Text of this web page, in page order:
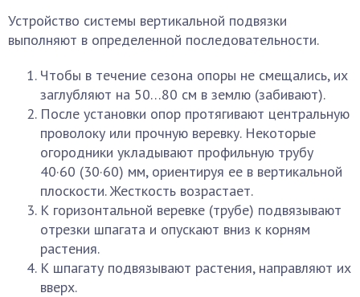
Устройство системы вертикальной подвязки
выполняют в определенной последовательности.
Чтобы в течение сезона опоры не смещались, их
заглубляют на 50…80 см в землю (забивают).
После установки опор протягивают центральную
проволоку или прочную веревку. Некоторые
огородники укладывают профильную трубу
40·60 (30·60) мм, ориентируя ее в вертикальной
плоскости. Жесткость возрастает.
К горизонтальной веревке (трубе) подвязывают
отрезки шпагата и опускают вниз к корням
растения.
К шпагату подвязывают растения, направляют их
вверх.